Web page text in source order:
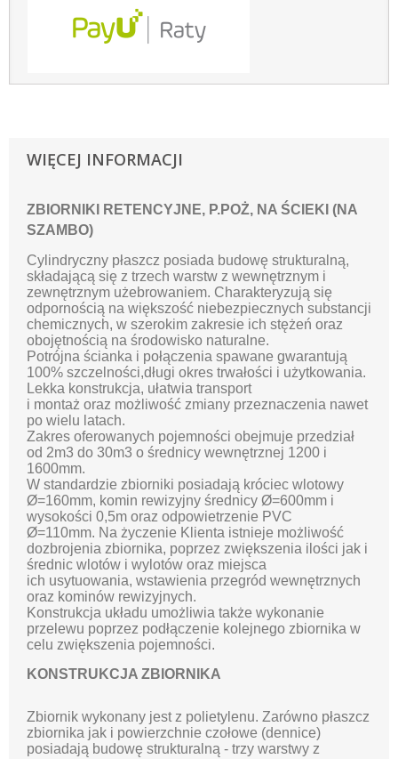
WIĘCEJ INFORMACJI
ZBIORNIKI RETENCYJNE, P.POŻ, NA ŚCIEKI (NA
SZAMBO)
Cylindryczny płaszcz posiada budowę strukturalną,
składającą się z trzech warstw z wewnętrznym i
zewnętrznym użebrowaniem. Charakteryzują się
odpornością na większość niebezpiecznych substancji
chemicznych, w szerokim zakresie ich stężeń oraz
obojętnością na środowisko naturalne.
Potrójna ścianka i połączenia spawane gwarantują
100% szczelności,długi okres trwałości i użytkowania.
Lekka konstrukcja, ułatwia transport
i montaż oraz możliwość zmiany przeznaczenia nawet
po wielu latach.
Zakres oferowanych pojemności obejmuje przedział
od 2m3 do 30m3 o średnicy wewnętrznej 1200 i
1600mm.
W standardzie zbiorniki posiadają króciec wlotowy
Ø=160mm, komin rewizyjny średnicy Ø=600mm i
wysokości 0,5m oraz odpowietrzenie PVC
Ø=110mm. Na życzenie Klienta istnieje możliwość
dozbrojenia zbiornika, poprzez zwiększenia ilości jak i
średnic wlotów i wylotów oraz miejsca
ich usytuowania, wstawienia przegród wewnętrznych
oraz kominów rewizyjnych.
Konstrukcja układu umożliwia także wykonanie
przelewu poprzez podłączenie kolejnego zbiornika w
celu zwiększenia pojemności.
KONSTRUKCJA ZBIORNIKA
Zbiornik wykonany jest z polietylenu. Zarówno płaszcz
zbiornika jak i powierzchnie czołowe (dennice)
posiadają budowę strukturalną - trzy warstwy z